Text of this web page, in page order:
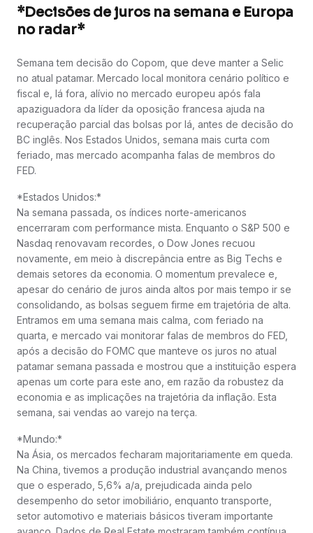
*Decisões de juros na semana e Europa
no radar*
Semana tem decisão do Copom, que deve manter a Selic
no atual patamar. Mercado local monitora cenário político e
fiscal e, lá fora, alívio no mercado europeu após fala
apaziguadora da líder da oposição francesa ajuda na
recuperação parcial das bolsas por lá, antes de decisão do
BC inglês. Nos Estados Unidos, semana mais curta com
feriado, mas mercado acompanha falas de membros do
FED.
*Estados Unidos:*
Na semana passada, os índices norte-americanos
encerraram com performance mista. Enquanto o S&P 500 e
Nasdaq renovavam recordes, o Dow Jones recuou
novamente, em meio à discrepância entre as Big Techs e
demais setores da economia. O momentum prevalece e,
apesar do cenário de juros ainda altos por mais tempo ir se
consolidando, as bolsas seguem firme em trajetória de alta.
Entramos em uma semana mais calma, com feriado na
quarta, e mercado vai monitorar falas de membros do FED,
após a decisão do FOMC que manteve os juros no atual
patamar semana passada e mostrou que a instituição espera
apenas um corte para este ano, em razão da robustez da
economia e as implicações na trajetória da inflação. Esta
semana, sai vendas ao varejo na terça.
*Mundo:*
Na Ásia, os mercados fecharam majoritariamente em queda.
Na China, tivemos a produção industrial avançando menos
que o esperado, 5,6% a/a, prejudicada ainda pelo
desempenho do setor imobiliário, enquanto transporte,
setor automotivo e materiais básicos tiveram importante